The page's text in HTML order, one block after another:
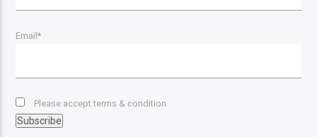
Email*
Please accept terms & condition